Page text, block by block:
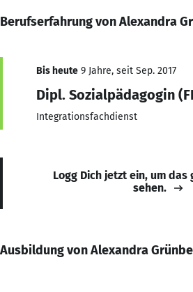
Berufserfahrung von Alexandra
Bis heute 9 Jahre, seit Sep. 2017
Dipl. Sozialpädagogin
Integrationsfachdienst
Logg Dich jetzt ein, um das
sehen.
Ausbildung von Alexandra